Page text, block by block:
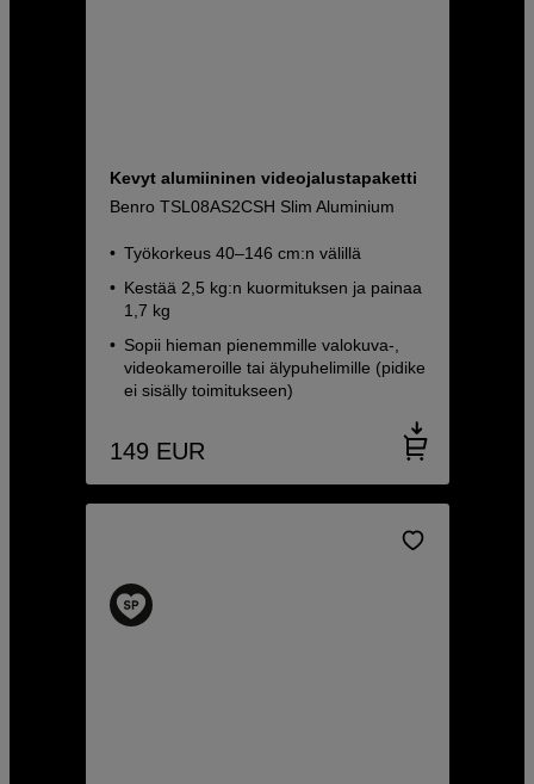
Kevyt alumiininen videojalustapaketti
Benro TSL08AS2CSH Slim Aluminium
Työkorkeus 40–146 cm:n välillä
Kestää 2,5 kg:n kuormituksen ja painaa
1,7 kg
Sopii hieman pienemmille valokuva-,
videokameroille tai älypuhelimille (pidike
ei sisälly toimitukseen)
149 EUR